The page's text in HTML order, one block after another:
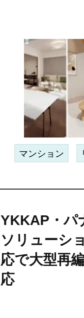
マンション
YKKAP・パ
ソリューシ
応で大型再
応